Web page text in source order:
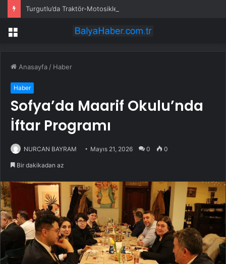
Turgutlu’da Traktör-Motosiklet Kazası
Menü
Anasayfa / Haber
Haber
Sofya’da Maarif Okulu’nda
İftar Programı
NURCAN BAYRAM Mayıs 21, 2026 0 0
Bir dakikadan az